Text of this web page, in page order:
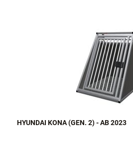
HYUNDAI KONA (GEN. 2) - AB 2023